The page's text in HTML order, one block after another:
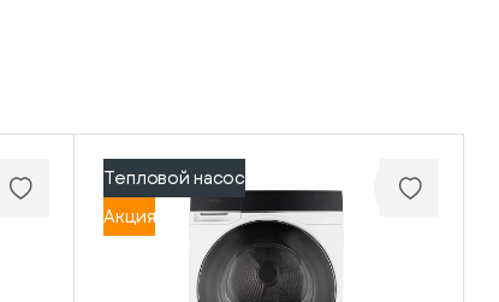
Тепловой насос
Акция